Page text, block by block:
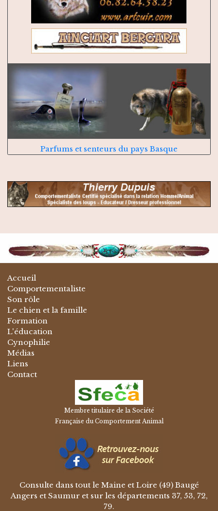
Parfums et senteurs du pays Basque
Accueil
Comportementaliste
Son rôle
Le chien et la famille
Formation
L'éducation
Cynophilie
Médias
Liens
Contact
Membre titulaire de la Société
Française du Comportement Animal
Consulte dans tout le Maine et Loire (49) Baugé
Angers et Saumur et sur les départements 37, 53, 72,
79.